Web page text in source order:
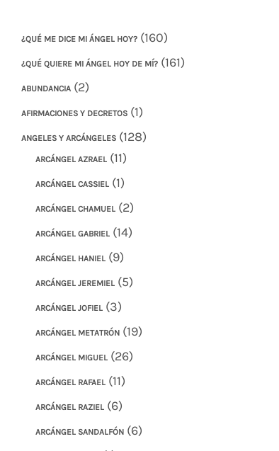
¿QUÉ ME DICE MI ÁNGEL HOY?(160)
¿QUÉ QUIERE MI ÁNGEL HOY DE MÍ?(161)
ABUNDANCIA(2)
AFIRMACIONES Y DECRETOS(1)
ANGELES Y ARCÁNGELES(128)
ARCÁNGEL AZRAEL(11)
ARCÁNGEL CASSIEL(1)
ARCÁNGEL CHAMUEL(2)
ARCÁNGEL GABRIEL(14)
ARCÁNGEL HANIEL(9)
ARCÁNGEL JEREMIEL(5)
ARCÁNGEL JOFIEL(3)
ARCÁNGEL METATRÓN(19)
ARCÁNGEL MIGUEL(26)
ARCÁNGEL RAFAEL(11)
ARCÁNGEL RAZIEL(6)
ARCÁNGEL SANDALFÓN(6)